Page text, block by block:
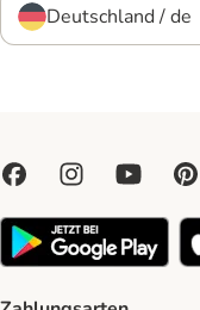
Deutschland / de